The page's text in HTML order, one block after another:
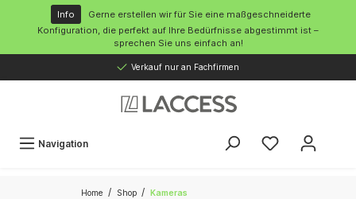
springen
Info
Gerne erstellen wir für Sie eine maßgeschneiderte
Konfiguration, die perfekt auf Ihre Bedürfnisse abgestimmt ist –
sprechen Sie uns einfach an!
Verkauf nur an Fachfirmen
Navigation
Home / Shop / Kameras